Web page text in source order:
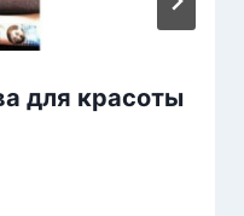
для красоты